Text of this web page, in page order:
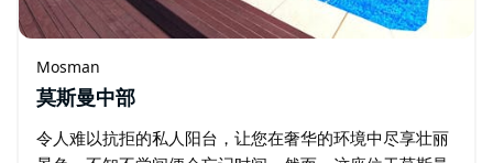
Mosman
莫斯曼中部
令人难以抗拒的私人阳台，让您在奢华的环境中尽享壮丽